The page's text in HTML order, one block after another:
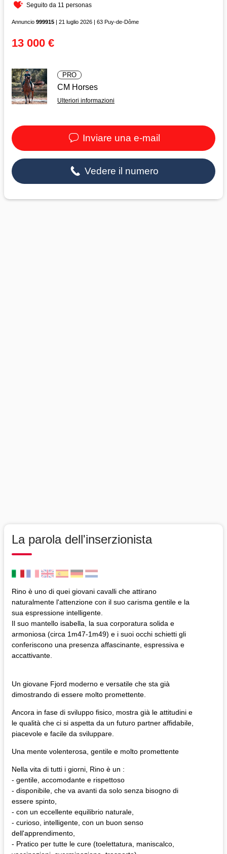
Seguito da 11 personas
Annuncio 999915 | 21 luglio 2026 | 63 Puy-de-Dôme
13 000 €
PRO
CM Horses
Ulteriori informazioni
Inviare una e-mail
Vedere il numero
La parola dell'inserzionista
Rino è uno di quei giovani cavalli che attirano
naturalmente l'attenzione con il suo carisma gentile e la
sua espressione intelligente.
Il suo mantello isabella, la sua corporatura solida e
armoniosa (circa 1m47-1m49) e i suoi occhi schietti gli
conferiscono una presenza affascinante, espressiva e
accattivante.
Un giovane Fjord moderno e versatile che sta già
dimostrando di essere molto promettente.
Ancora in fase di sviluppo fisico, mostra già le attitudini e
le qualità che ci si aspetta da un futuro partner affidabile,
piacevole e facile da sviluppare.
Una mente volenterosa, gentile e molto promettente
Nella vita di tutti i giorni, Rino è un :
- gentile, accomodante e rispettoso
- disponibile, che va avanti da solo senza bisogno di
essere spinto,
- con un eccellente equilibrio naturale,
- curioso, intelligente, con un buon senso
dell'apprendimento,
- Pratico per tutte le cure (toelettatura, maniscalco,